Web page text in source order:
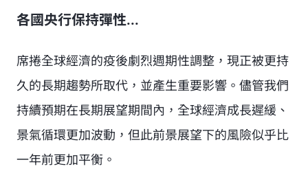
各國央行保持彈性...
席捲全球經濟的疫後劇烈週期性調整，現正被更持
久的長期趨勢所取代，並產生重要影響。儘管我們
持續預期在長期展望期間內，全球經濟成長遲緩、
景氣循環更加波動，但此前景展望下的風險似乎比
一年前更加平衡。